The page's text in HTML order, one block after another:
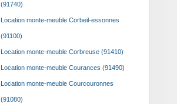
(91740)
Location monte-meuble Corbeil-essonnes
(91100)
Location monte-meuble Corbreuse (91410)
Location monte-meuble Courances (91490)
Location monte-meuble Courcouronnes
(91080)